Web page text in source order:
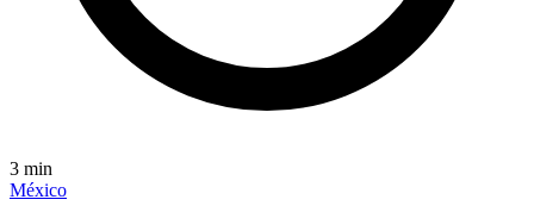
3 min
México